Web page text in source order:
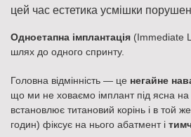
цей час естетика усмішки
Одноетапна імплантація (Immediate
шлях до одного спринту.
Головна відмінність — це негайне
що ми не ховаємо імплант під ясна на
встановлює титановий корінь і в той
годин) фіксує на нього абатмент і